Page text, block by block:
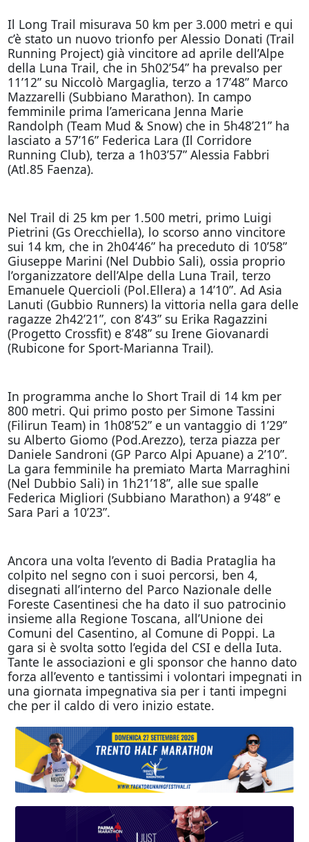
Il Long Trail misurava 50 km per 3.000 metri e qui
c’è stato un nuovo trionfo per Alessio Donati (Trail
Running Project) già vincitore ad aprile dell’Alpe
della Luna Trail, che in 5h02’54” ha prevalso per
11’12” su Niccolò Margaglia, terzo a 17’48” Marco
Mazzarelli (Subbiano Marathon). In campo
femminile prima l’americana Jenna Marie
Randolph (Team Mud & Snow) che in 5h48’21” ha
lasciato a 57’16” Federica Lara (Il Corridore
Running Club), terza a 1h03’57” Alessia Fabbri
(Atl.85 Faenza).
Nel Trail di 25 km per 1.500 metri, primo Luigi
Pietrini (Gs Orecchiella), lo scorso anno vincitore
sui 14 km, che in 2h04’46” ha preceduto di 10’58”
Giuseppe Marini (Nel Dubbio Sali), ossia proprio
l’organizzatore dell’Alpe della Luna Trail, terzo
Emanuele Quercioli (Pol.Ellera) a 14’10”. Ad Asia
Lanuti (Gubbio Runners) la vittoria nella gara delle
ragazze 2h42’21”, con 8’43” su Erika Ragazzini
(Progetto Crossfit) e 8’48” su Irene Giovanardi
(Rubicone for Sport-Marianna Trail).
In programma anche lo Short Trail di 14 km per
800 metri. Qui primo posto per Simone Tassini
(Filirun Team) in 1h08’52” e un vantaggio di 1’29”
su Alberto Giomo (Pod.Arezzo), terza piazza per
Daniele Sandroni (GP Parco Alpi Apuane) a 2’10”.
La gara femminile ha premiato Marta Marraghini
(Nel Dubbio Sali) in 1h21’18”, alle sue spalle
Federica Migliori (Subbiano Marathon) a 9’48” e
Sara Pari a 10’23”.
Ancora una volta l’evento di Badia Prataglia ha
colpito nel segno con i suoi percorsi, ben 4,
disegnati all’interno del Parco Nazionale delle
Foreste Casentinesi che ha dato il suo patrocinio
insieme alla Regione Toscana, all’Unione dei
Comuni del Casentino, al Comune di Poppi. La
gara si è svolta sotto l’egida del CSI e della Iuta.
Tante le associazioni e gli sponsor che hanno dato
forza all’evento e tantissimi i volontari impegnati in
una giornata impegnativa sia per i tanti impegni
che per il caldo di vero inizio estate.